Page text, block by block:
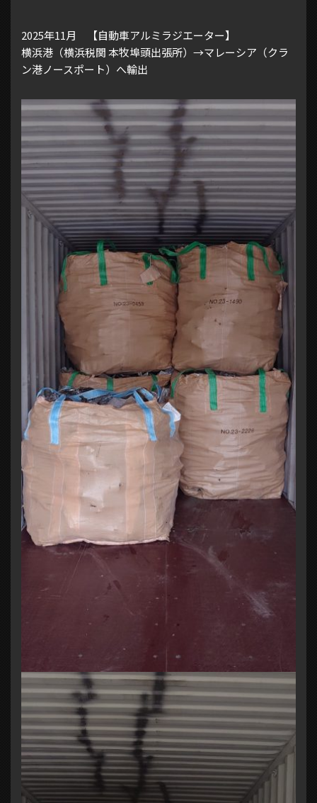
2025年11月 【自動車アルミラジエーター】
横浜港（横浜税関 本牧埠頭出張所）→マレーシア（クラ
ン港ノースポート）へ輸出